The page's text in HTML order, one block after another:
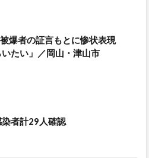
爆者の証言もとに惨状表現
いたい」／岡山・津山市
者計29人確認